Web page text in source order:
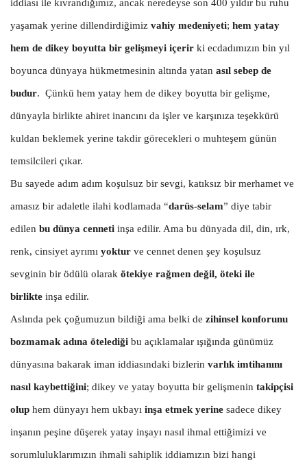
iddiası ile kıvrandığımız, ancak neredeyse son 400 yıldır bu ruhu
yaşamak yerine dillendirdiğimiz vahiy medeniyeti; hem yatay
hem de dikey boyutta bir gelişmeyi içerir ki ecdadımızın bin yıl
boyunca dünyaya hükmetmesinin altında yatan asıl sebep de
budur. Çünkü hem yatay hem de dikey boyutta bir gelişme,
dünyayla birlikte ahiret inancını da işler ve karşınıza teşekkürü
kuldan beklemek yerine takdir görecekleri o muhteşem günün
temsilcileri çıkar.
Bu sayede adım adım koşulsuz bir sevgi, katıksız bir merhamet ve
amasız bir adaletle ilahi kodlamada “darüs-selam” diye tabir
edilen bu dünya cenneti inşa edilir. Ama bu dünyada dil, din, ırk,
renk, cinsiyet ayrımı yoktur ve cennet denen şey koşulsuz
sevginin bir ödülü olarak ötekiye rağmen değil, öteki ile
birlikte inşa edilir.
Aslında pek çoğumuzun bildiği ama belki de zihinsel konforunu
bozmamak adına ötelediği bu açıklamalar ışığında günümüz
dünyasına bakarak iman iddiasındaki bizlerin varlık imtihanını
nasıl kaybettiğini; dikey ve yatay boyutta bir gelişmenin takipçisi
olup hem dünyayı hem ukbayı inşa etmek yerine sadece dikey
inşanın peşine düşerek yatay inşayı nasıl ihmal ettiğimizi ve
sorumluluklarımızın ihmali sahiplik iddiamızın bizi hangi